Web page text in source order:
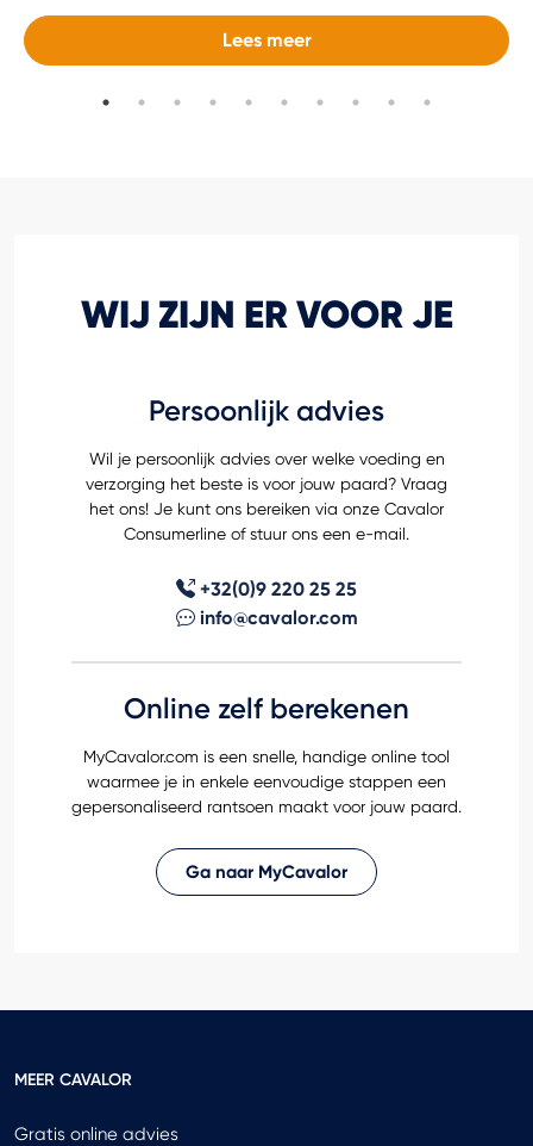
Lees meer
WIJ ZIJN ER VOOR JE
Persoonlijk advies
Wil je persoonlijk advies over welke voeding en
verzorging het beste is voor jouw paard? Vraag
het ons! Je kunt ons bereiken via onze Cavalor
Consumerline of stuur ons een e-mail.
+32(0)9 220 25 25
info@cavalor.com
Online zelf berekenen
MyCavalor.com is een snelle, handige online tool
waarmee je in enkele eenvoudige stappen een
gepersonaliseerd rantsoen maakt voor jouw paard.
Ga naar MyCavalor
MEER CAVALOR
Gratis online advies